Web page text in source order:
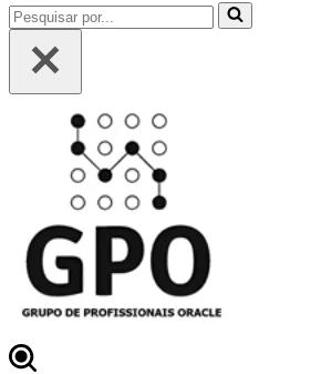
Pesquisar
por...